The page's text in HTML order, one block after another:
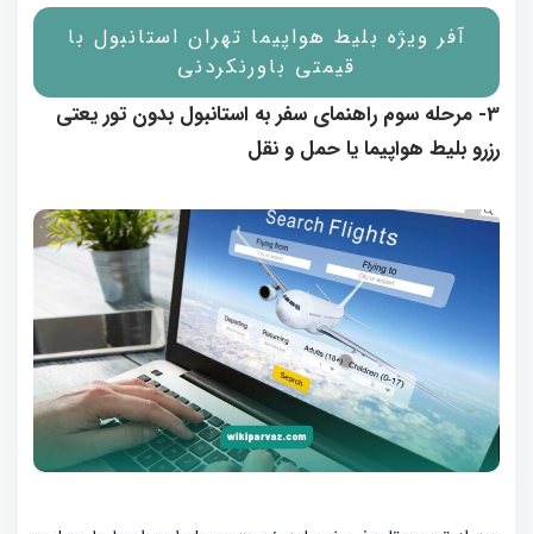
آفر ویژه بلیط هواپیما تهران استانبول با
قیمتی باورنکردنی
3- مرحله سوم راهنمای سفر به استانبول بدون تور یعتی
رزرو بلیط هواپیما یا حمل و نقل